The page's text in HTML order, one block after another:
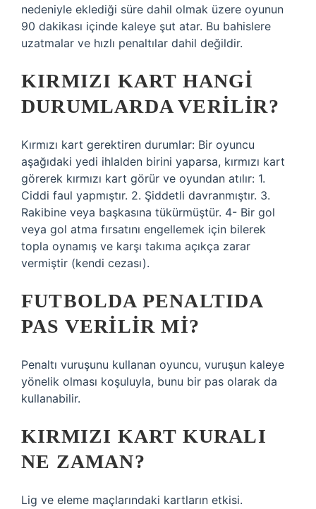
nedeniyle eklediği süre dahil olmak üzere oyunun
90 dakikası içinde kaleye şut atar. Bu bahislere
uzatmalar ve hızlı penaltılar dahil değildir.
KIRMIZI KART HANGI
DURUMLARDA VERILIR?
Kırmızı kart gerektiren durumlar: Bir oyuncu
aşağıdaki yedi ihlalden birini yaparsa, kırmızı kart
görerek kırmızı kart görür ve oyundan atılır: 1.
Ciddi faul yapmıştır. 2. Şiddetli davranmıştır. 3.
Rakibine veya başkasına tükürmüştür. 4- Bir gol
veya gol atma fırsatını engellemek için bilerek
topla oynamış ve karşı takıma açıkça zarar
vermiştir (kendi cezası).
FUTBOLDA PENALTIDA
PAS VERILIR MI?
Penaltı vuruşunu kullanan oyuncu, vuruşun kaleye
yönelik olması koşuluyla, bunu bir pas olarak da
kullanabilir.
KIRMIZI KART KURALI
NE ZAMAN?
Lig ve eleme maçlarındaki kartların etkisi.